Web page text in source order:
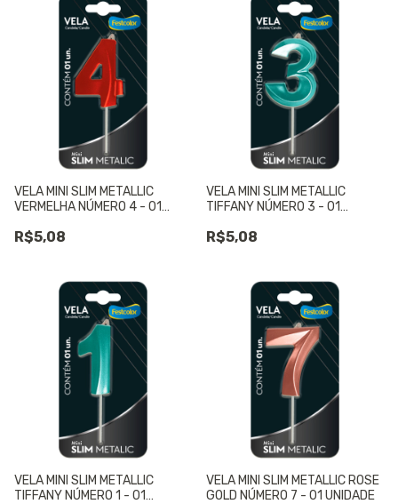
VELA MINI SLIM METALLIC
VERMELHA NÚMERO 4 - 01
R$5,08
VELA MINI SLIM METALLIC
TIFFANY NÚMERO 3 - 01
R$5,08
VELA MINI SLIM METALLIC
TIFFANY NÚMERO 1 - 01
VELA MINI SLIM METALLIC ROSE
GOLD NÚMERO 7 - 01 UNIDADE